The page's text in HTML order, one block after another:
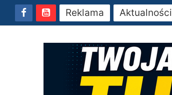
Reklama Aktualności